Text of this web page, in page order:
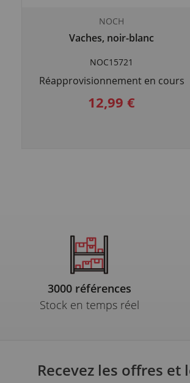
NOCH
Vaches, noir-blanc
NOC15721
Réapprovisionnement en cours
12,99 €
3000 références
Stock en temps réel
Recevez les offres et